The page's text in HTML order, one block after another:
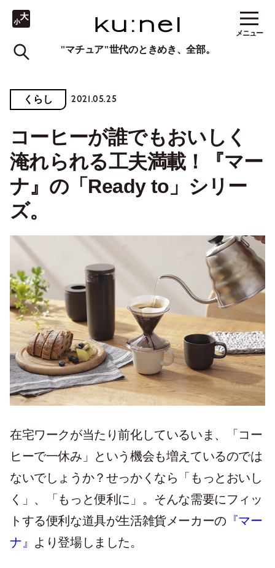
"マチュア"世代のときめき、全部。
メニュー
くらし 2021.05.25
コーヒーが誰でもおいしく
淹れられる工夫満載！『マー
ナ』の「Ready to」シリー
ズ。
在宅ワークが当たり前化しているいま、「コー
ヒーで一休み」という機会も増えているのでは
ないでしょうか？せっかくなら「もっとおいし
く」、「もっと便利に」。そんな需要にフィッ
トする便利な道具が生活雑貨メーカーの 『マー
ナ』
より登場しました。